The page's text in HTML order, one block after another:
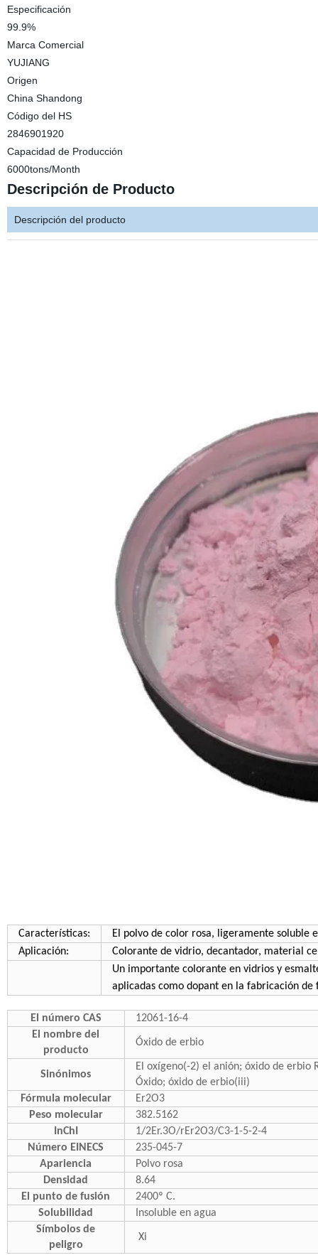
Especificación
99.9%
Marca Comercial
YUJIANG
Origen
China Shandong
Código del HS
2846901920
Capacidad de Producción
6000tons/Month
Descripción de Producto
Descripción del producto
Características:
El polvo de color rosa, ligeramente soluble
Aplicación:
Colorante de vidrio, decantador, material
Un importante colorante en vidrios y
aplicadas como dopant en la fabricación
El número CAS
12061-16-4
El nombre del
producto
Óxido de erbio
Sinónimos
El oxígeno(-2) el anión; óxido de erbio
Óxido; óxido de erbio(iii)
Fórmula molecular
Er2O3
Peso molecular
382.5162
InChI
1/2Er.3O/rEr2O3/C3-1-5-2-4
Número EINECS
235-045-7
Apariencia
Polvo rosa
Densidad
8.64
El punto de fusión
2400º C.
Solubilidad
Insoluble en agua
Símbolos de
peligro
Xi